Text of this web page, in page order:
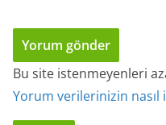
Bu site istenmeyenleri
Yorum verilerinizin